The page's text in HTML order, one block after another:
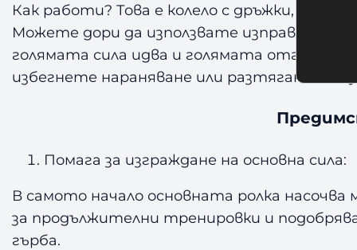
Как работи? Това е колело с дръжки,
Можете дори да използвате изправяне,
голямата сила идва и голямата
избегнете нараняване или разтягане на
Помага за изграждане на основна сила:
В самото начало основната ролка
за продължителни тренировки и
гърба.